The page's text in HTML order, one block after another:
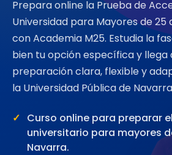
Prepara online la Prueba de
Universidad para Mayores de 25
con Academia M25. Estudia la
bien tu opción específica y llega
preparación clara, flexible y
la Universidad Pública de
Curso online para preparar
universitario para mayores
Navarra.